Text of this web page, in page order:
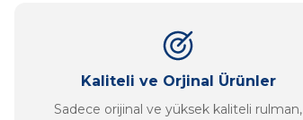
Ürün fiyatı diğer sitelerden daha pahalı.
Bu ürüne benzer farklı alternatifler olmalı.
Kaliteli ve Orjinal Ürünler
Sadece orijinal ve yüksek kaliteli rulman,